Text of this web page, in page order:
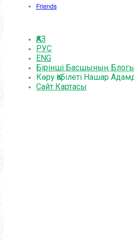
Friends
ҚАЗ
РУС
ENG
Бірінші Басшының
Көру Қабілеті Нашар
Сайт Картасы